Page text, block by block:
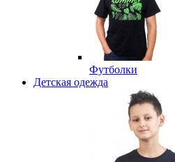
Футболки
Детская одежда